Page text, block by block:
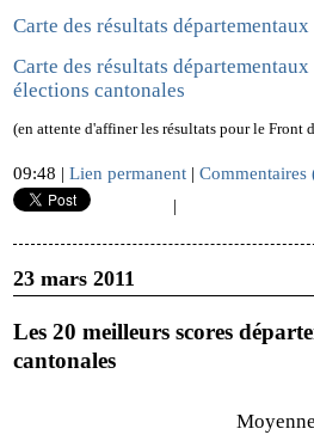
Carte des résultats
Carte des résultats
élections cantonales
(en attente d'affiner les résultats pour le Front
09:48 | Lien permanent | Commentaires
|
23 mars 2011
Les 20 meilleurs scores
cantonales